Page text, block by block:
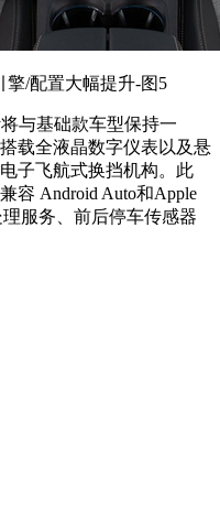
与基础款车型保持一
载全液晶数字仪表以及悬
子飞航式换挡机构。此
容 Android Auto和Apple
服务、前后停车传感器